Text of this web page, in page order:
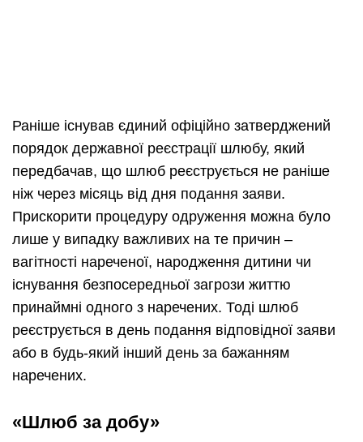
Раніше існував єдиний офіційно затверджений
порядок державної реєстрації шлюбу, який
передбачав, що шлюб реєструється не раніше
ніж через місяць від дня подання заяви.
Прискорити процедуру одруження можна було
лише у випадку важливих на те причин –
вагітності нареченої, народження дитини чи
існування безпосередньої загрози життю
принаймні одного з наречених. Тоді шлюб
реєструється в день подання відповідної заяви
або в будь-який інший день за бажанням
наречених.
«Шлюб за добу»